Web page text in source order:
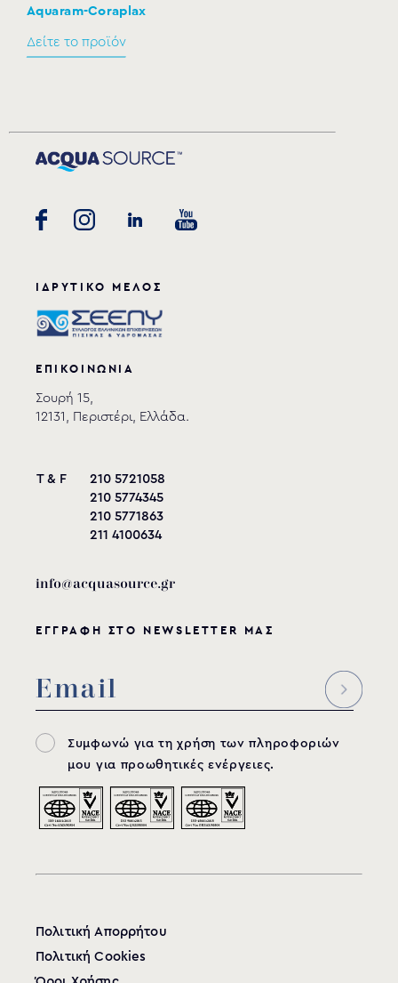
Aquaram-Coraplax
Δείτε το προϊόν
ΙΔΡΥΤΙΚΟ ΜΕΛΟΣ
ΕΠΙΚΟΙΝΩΝΙΑ
Σουρή 15,
12131, Περιστέρι, Ελλάδα.
T & F
210 5721058
210 5774345
210 5771863
211 4100634
info@acquasource.gr
ΕΓΓΡΑΦΗ ΣΤΟ NEWSLETTER ΜΑΣ
Συμφωνώ για τη χρήση των πληροφοριών
μου για προωθητικές ενέργειες.
Πολιτική Απορρήτου
Πολιτική Cookies